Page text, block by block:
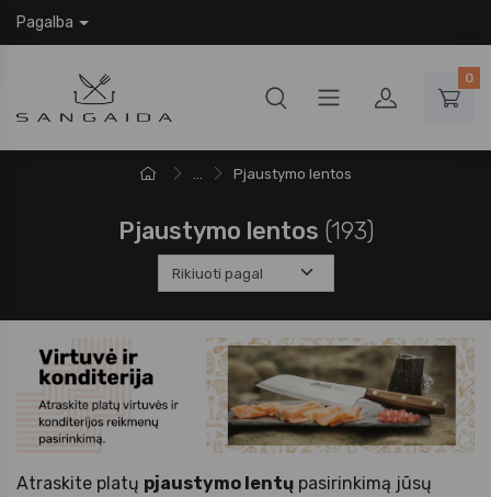
Pagalba
0
... Pjaustymo lentos
Pjaustymo lentos (193)
Atraskite platų pjaustymo lentų pasirinkimą jūsų